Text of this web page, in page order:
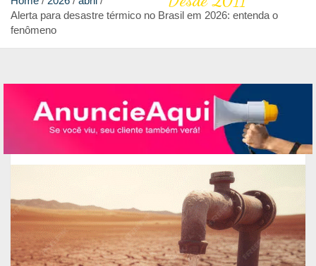
Alerta para desastre térmico no Brasil em 2026: entenda o
fenômeno